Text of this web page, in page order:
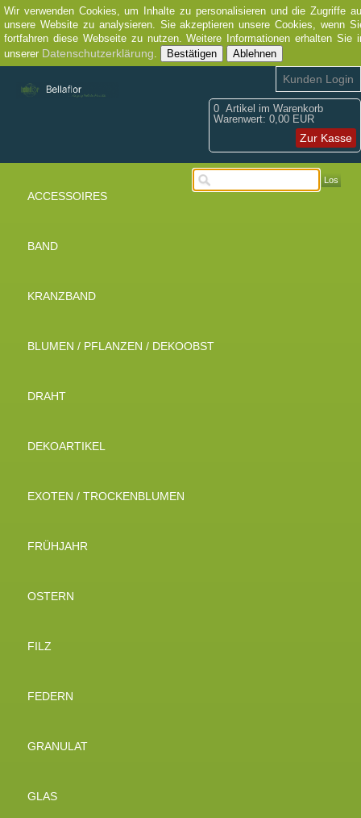
Wir verwenden Cookies, um Inhalte zu personalisieren und die Zugriffe
unsere Website zu analysieren. Sie akzeptieren unsere Cookies, wenn
fortfahren diese Webseite zu nutzen. Weitere Informationen erhalten Sie
unserer Datenschutzerklärung. Bestätigen Ablehnen
0 Artikel im Warenkorb
Warenwert: 0,00 EUR
Zur Kasse
Kunden Login
Los
ACCESSOIRES
BAND
KRANZBAND
BLUMEN / PFLANZEN / DEKOOBST
DRAHT
DEKOARTIKEL
EXOTEN / TROCKENBLUMEN
FRÜHJAHR
OSTERN
FILZ
FEDERN
GRANULAT
GLAS